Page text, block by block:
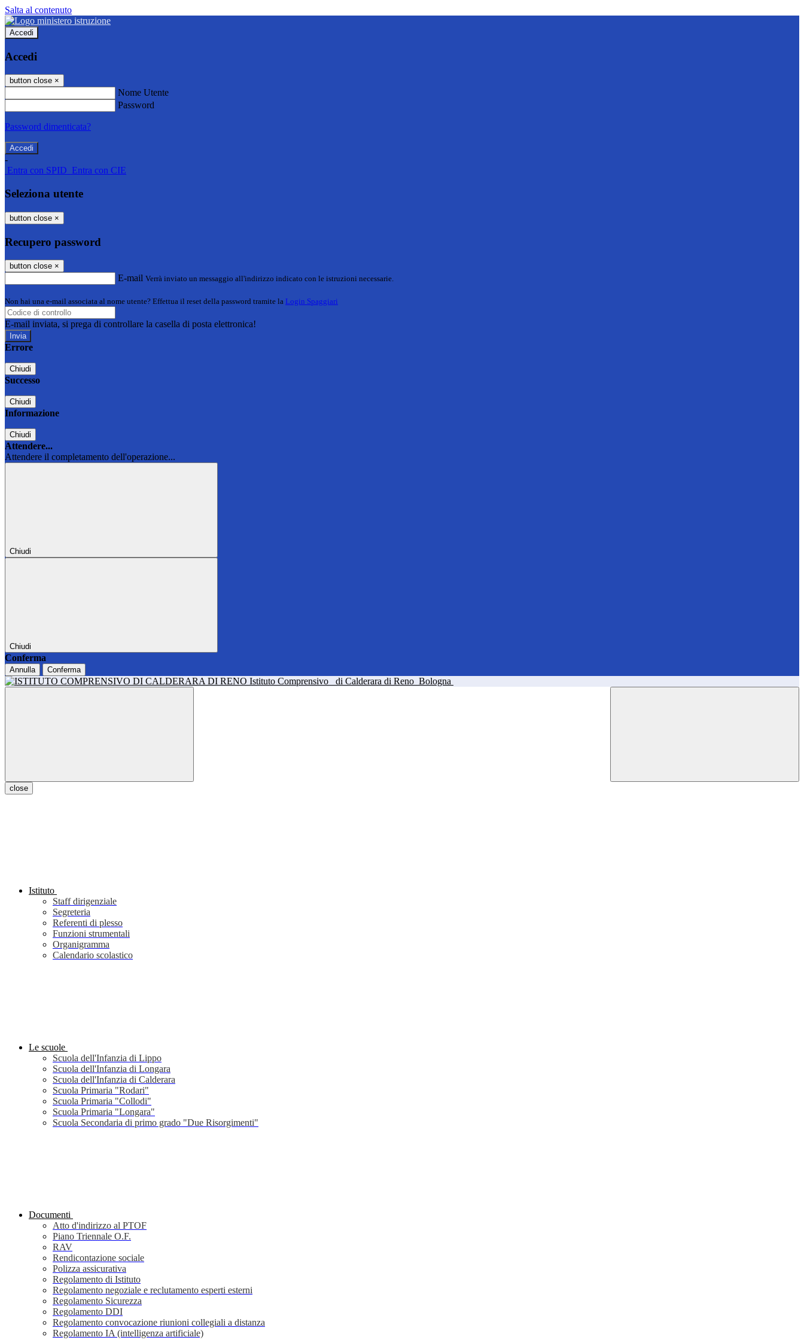
Salta al contenuto
Accedi
Accedi
button close ×
Nome Utente
Password
Password dimenticata?
-
Entra con SPID Entra con CIE
Seleziona utente
button close ×
Recupero password
button close ×
E-mail Verrà inviato un messaggio all'indirizzo indicato con le istruzioni necessarie.
Non hai una e-mail associata al nome utente? Effettua il reset della password tramite la Login Spaggiari
E-mail inviata, si prega di controllare la casella di posta elettronica!
Errore
Chiudi
Successo
Chiudi
Informazione
Chiudi
Attendere...
Attendere il completamento dell'operazione...
Chiudi
Chiudi
Conferma
Annulla Conferma
Istituto Comprensivo di Calderara di Reno Bologna
close
Istituto
Staff dirigenziale
Segreteria
Referenti di plesso
Funzioni strumentali
Organigramma
Calendario scolastico
Le scuole
Scuola dell'Infanzia di Lippo
Scuola dell'Infanzia di Longara
Scuola dell'Infanzia di Calderara
Scuola Primaria "Rodari"
Scuola Primaria "Collodi"
Scuola Primaria "Longara"
Scuola Secondaria di primo grado "Due Risorgimenti"
Documenti
Atto d'indirizzo al PTOF
Piano Triennale O.F.
RAV
Rendicontazione sociale
Polizza assicurativa
Regolamento di Istituto
Regolamento negoziale e reclutamento esperti esterni
Regolamento Sicurezza
Regolamento DDI
Regolamento convocazione riunioni collegiali a distanza
Regolamento IA (intelligenza artificiale)